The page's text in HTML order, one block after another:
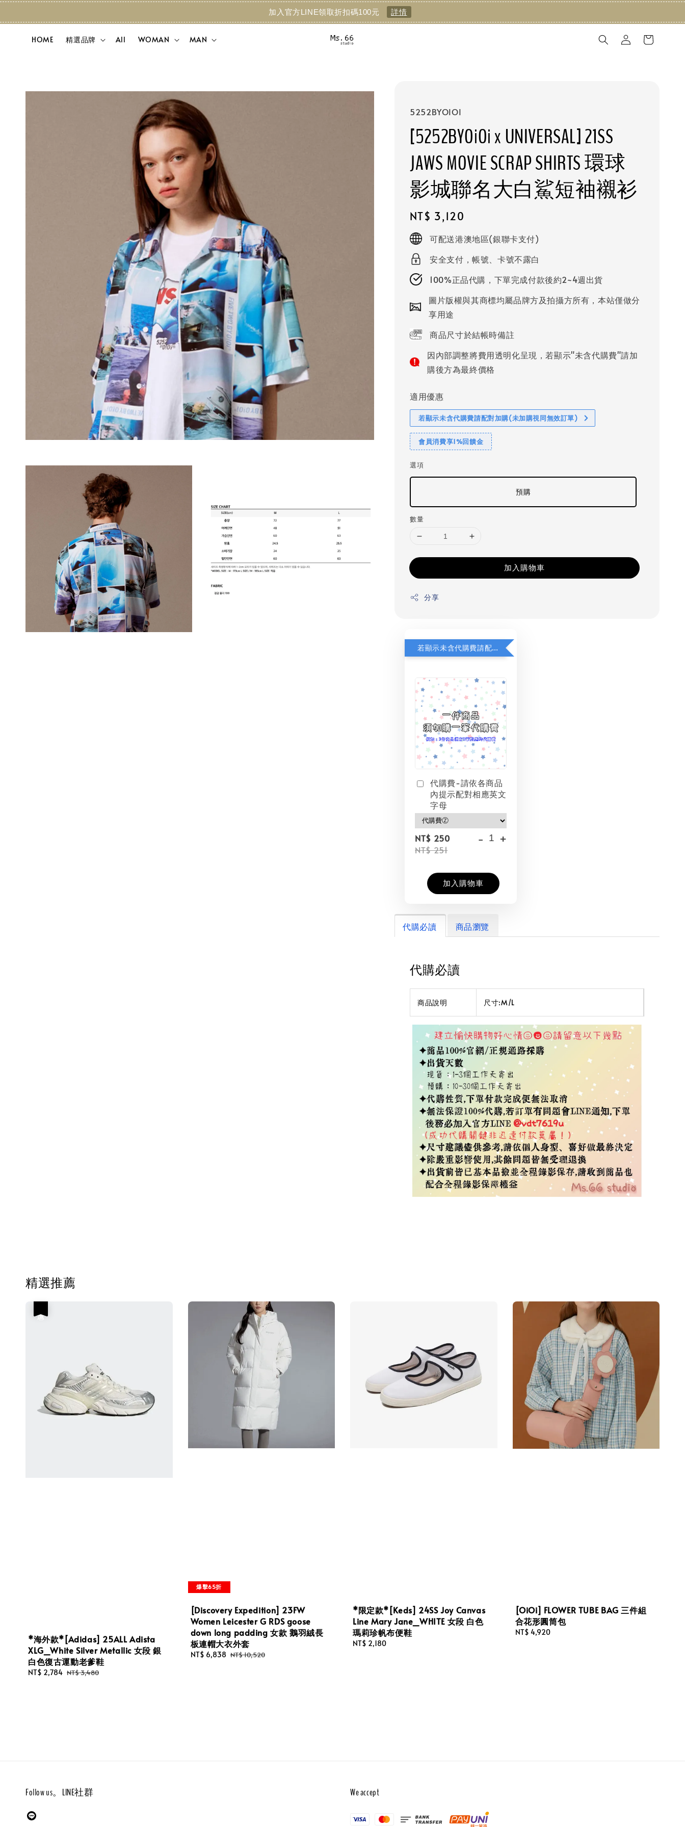
加入官方LINE領取折扣碼100元 詳情
HOME 精選品牌 All WOMAN MAN
5252BYOIOI
[5252BYOiOi x UNIVERSAL] 21SS
JAWS MOVIE SCRAP SHIRTS 環球
影城聯名大白鯊短袖襯衫
Regular
price
NT$ 3,120
可配送港澳地區(銀聯卡支付)
安全支付，帳號、卡號不露白
100%正品代購，下單完成付款後約2~4週出貨
圖片版權與其商標均屬品牌方及拍攝方所有，本站僅做分
享用途
商品尺寸於結帳時備註
因內部調整將費用透明化呈現，若顯示"未含代購費"請加
購後方為最終價格
適用優惠
若顯示未含代購費請配對加購(未加購視同無效訂單)
會員消費享1%回饋金
選項
預購
數量
加入購物車
分享
若顯示未含代購費請配對加購(未加購視同無效訂單)
代購費-請依各商品
內提示配對相應英文
字母
NT$ 250
NT$ 251
- +
加入購物車
代購必讀 商品瀏覽
代購必讀
商品說明 尺寸:M/L
精選推薦
*海外款*[Adidas] 25ALL Adista
XLG_White Silver Metallic 女段 銀
白色復古運動老爹鞋
Sale
NT$ 2,784 Regular
NT$ 3,480
爆擊65折
[Discovery Expedition] 23FW
Women Leicester G RDS goose
down long padding 女款 鵝羽絨長
板連帽大衣外套
Sale
NT$ 6,838 Regular
NT$ 10,520
*限定款*[Keds] 24SS Joy Canvas
Line Mary Jane_WHITE 女段 白色
瑪莉珍帆布便鞋
Regular
NT$ 2,180
[OiOi] FLOWER TUBE BAG 三件組
合花形圓筒包
Regular
NT$ 4,920
Follow us。LINE社群 We accept